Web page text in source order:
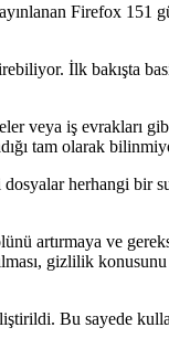
Firefox 151
İlk bakışta
veya iş evrakları gibi
tam olarak
herhangi bir
artırmaya ve
gizlilik
Bu sayede